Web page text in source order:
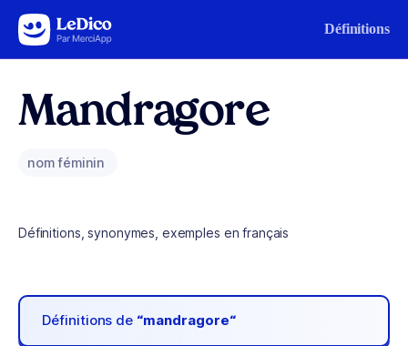
Aller au contenu Définitions
Mandragore
nom féminin
Définitions, synonymes, exemples en français
Définitions de “mandragore“